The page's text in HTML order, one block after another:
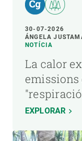
30-07-2026
ÁNGELA
NOTÍCIA
La calor
emissions
EXPLORAR